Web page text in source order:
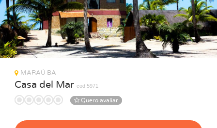
Casa del Mar cod.5971
MARAÚ BA
Quero avaliar